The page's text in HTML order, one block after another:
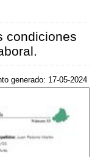
condiciones
generado: 17-05-2024